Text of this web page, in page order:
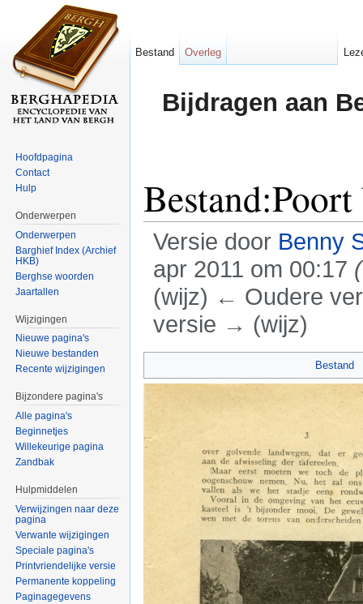
Bijdragen aan
Versie door Benny
apr 2011 om 00:17
(wijz) ← Oudere
versie → (wijz)
Bestand
Bestand Overleg
Hoofdpagina
Contact
Hulp
Onderwerpen
Onderwerpen
Barghief Index (Archief
HKB)
Berghse woorden
Jaartallen
Wijzigingen
Nieuwe pagina's
Nieuwe bestanden
Recente wijzigingen
Bijzondere pagina's
Alle pagina's
Beginnetjes
Willekeurige pagina
Zandbak
Hulpmiddelen
Verwijzingen naar deze
pagina
Verwante wijzigingen
Speciale pagina's
Printvriendelijke versie
Permanente koppeling
Paginagegevens